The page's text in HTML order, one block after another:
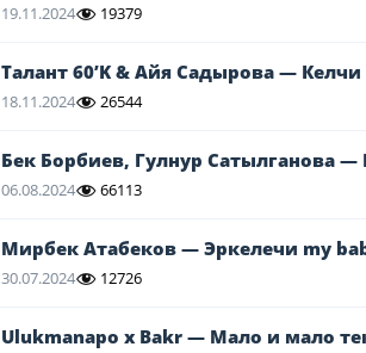
19.11.2024 19379
Талант 60’K & Айя Садырова —
18.11.2024 26544
Бек Борбиев, Гулнур Сатылганова —
06.08.2024 66113
Мирбек Атабеков — Эркелечи my
30.07.2024 12726
Ulukmanapo x Bakr — Мало и мало